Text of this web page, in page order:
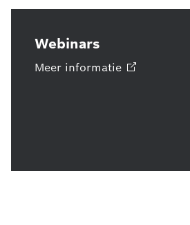
Webinars
Meer informatie